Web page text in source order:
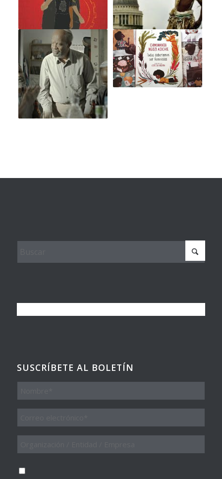
SUSCRÍBETE AL BOLETÍN
Nombre
Entidad
Empresa
Consentimiento